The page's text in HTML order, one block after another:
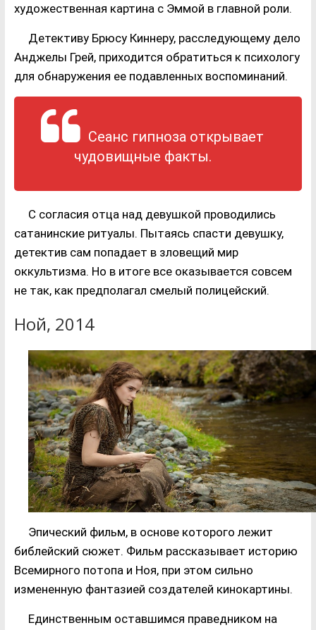
художественная картина с Эммой в главной роли.
Детективу Брюсу Киннеру, расследующему дело
Анджелы Грей, приходится обратиться к психологу
для обнаружения ее подавленных воспоминаний.
Сеанс гипноза открывает
чудовищные факты.
С согласия отца над девушкой проводились
сатанинские ритуалы. Пытаясь спасти девушку,
детектив сам попадает в зловещий мир
оккультизма. Но в итоге все оказывается совсем
не так, как предполагал смелый полицейский.
Ной, 2014
Эпический фильм, в основе которого лежит
библейский сюжет. Фильм рассказывает историю
Всемирного потопа и Ноя, при этом сильно
измененную фантазией создателей кинокартины.
Единственным оставшимся праведником на